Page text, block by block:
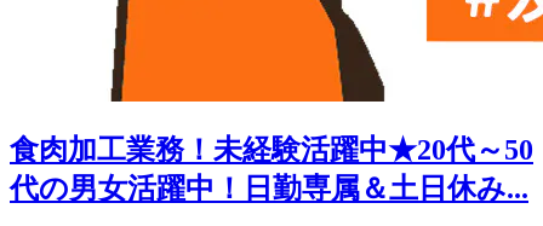
食肉加工業務！未経験活躍中★20代～50
代の男女活躍中！日勤専属＆土日休み...